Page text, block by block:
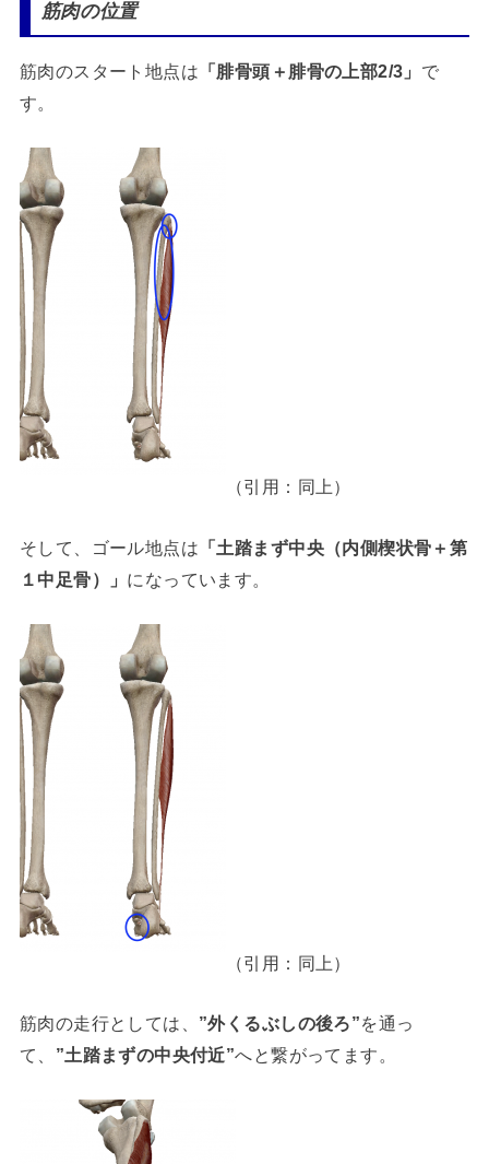
筋肉の位置
筋肉のスタート地点は 「腓骨頭＋腓骨の上部2/3 」 で
す。
（引用：同上）
そして、ゴール地点は 「土踏まず中央（内側楔状骨＋第
１中足骨）」 になっています。
（引用：同上）
筋肉の走行としては、 ”外くるぶしの後ろ”を通っ
て、 ”土踏まずの中央付近”へと繋がってます。